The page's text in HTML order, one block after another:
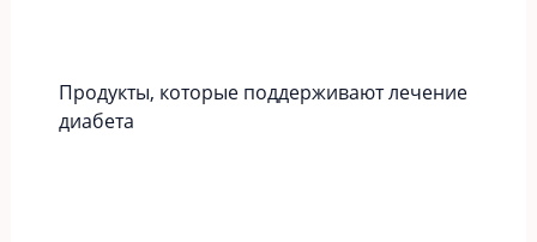
Продукты, которые поддерживают лечение
диабета